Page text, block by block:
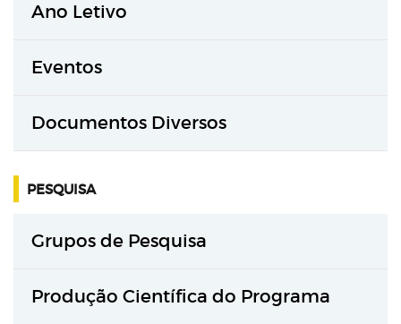
Ano Letivo
Eventos
Documentos Diversos
PESQUISA
Grupos de Pesquisa
Produção Científica do Programa